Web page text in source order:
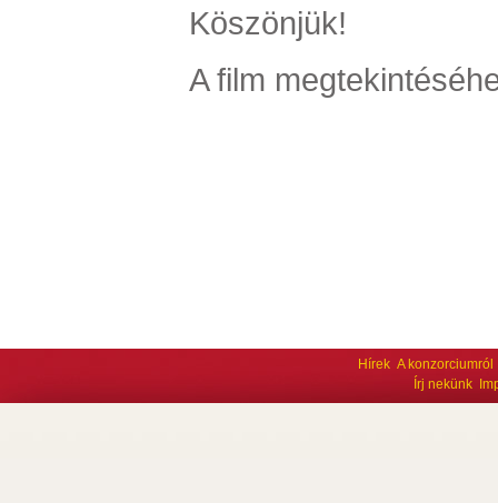
Köszönjük!
A film
Hírek A konzorciumról
Írj nekünk